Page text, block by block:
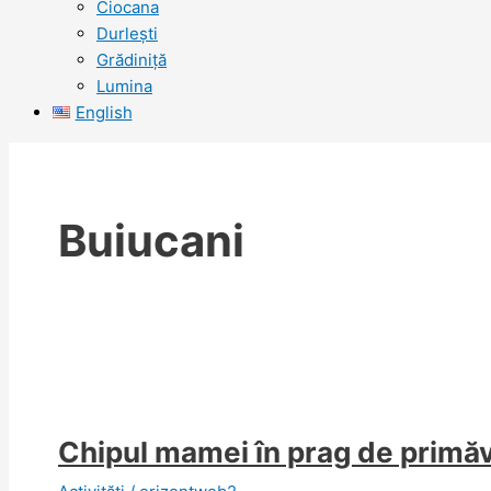
Ciocana
Durlești
Grădiniță
Lumina
English
Buiucani
Chipul mamei în prag de